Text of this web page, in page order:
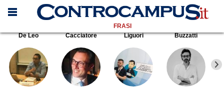
FRASI
De Leo
Cacciatore Liguori Buzzatti